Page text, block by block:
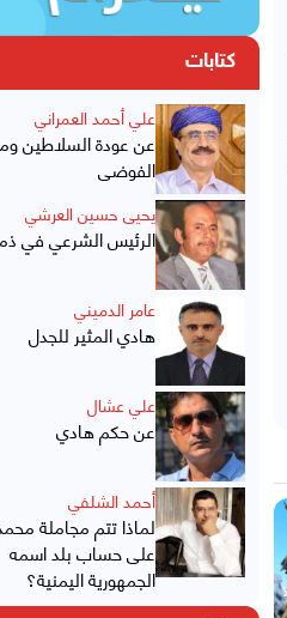
كتابات
علي أحمد العمراني
عن عودة السلاطين
الفوضى
يحيى حسين العرشي
الرئيس الشرعي في
عامر الدميني
هادي المثير للجدل
علي عشال
عن حكم هادي
أحمد الشلفي
لماذا تتم مجاملة
على حساب بلد اسمه
الجمهورية اليمنية؟